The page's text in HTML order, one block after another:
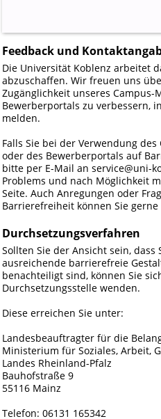
Feedback und
Die Universität Koblenz arbeitet
abzuschaffen. Wir freuen uns
Zugänglichkeit unseres Campus-
Bewerberportals zu verbessern,
melden.
Falls Sie bei der Verwendung
oder des Bewerberportals auf
bitte per E-Mail an service@uni-
Problems und nach Möglichkeit
Seite. Auch Anregungen oder
Barrierefreiheit können Sie
Durchsetzungsverfahren
Sollten Sie der Ansicht sein,
ausreichende barrierefreie
benachteiligt sind, können Sie
Durchsetzungsstelle wenden.
Diese erreichen Sie unter:
Landesbeauftragter für die
Ministerium für Soziales, Arbeit,
Landes Rheinland-Pfalz
Bauhofstraße 9
55116 Mainz
Telefon: 06131 165342